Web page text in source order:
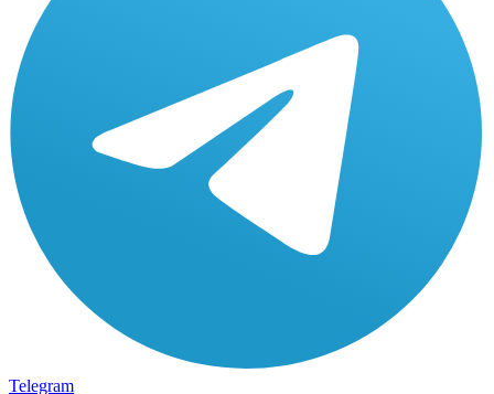
Telegram